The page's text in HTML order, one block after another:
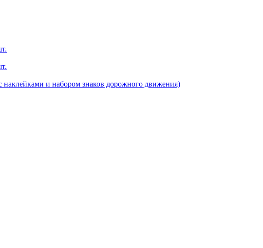
наклейками и набором знаков дорожного движения)